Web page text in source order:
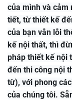
của mình và
tiết, từ thiết kế
của bạn vẫn lỗi
kế nội thất, thì
pháp thiết kế nội
đến thi công nội
từ), với phong
của chúng tôi.